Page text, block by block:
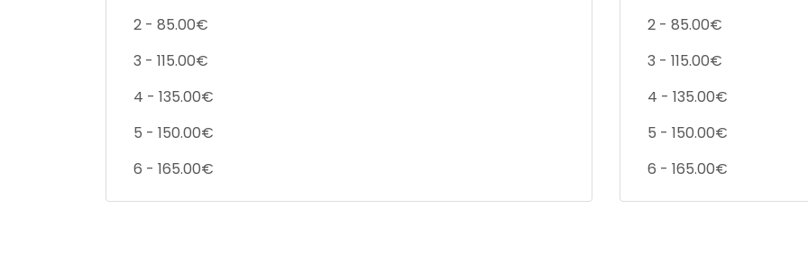
2 - 85.00€
3 - 115.00€
4 - 135.00€
5 - 150.00€
6 - 165.00€
2 - 85.00€
3 - 115.00€
4 - 135.00€
5 - 150.00€
6 - 165.00€